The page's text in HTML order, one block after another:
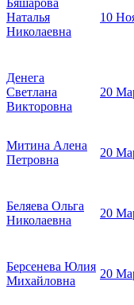
Бяшарова
Наталья
Николаевна
10
Денега
Светлана
Викторовна
20
Митина Алена
Петровна
20
Беляева Ольга
Николаевна
20
Берсенева Юлия
Михайловна
20